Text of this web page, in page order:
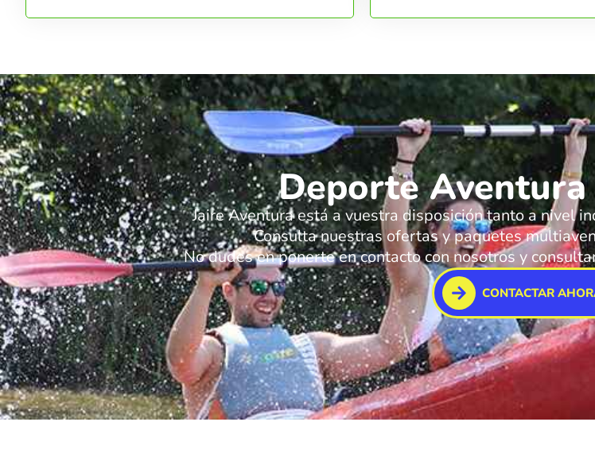
Deporte
Jaire Aventura está a vuestra disposición tanto a nivel
Consulta nuestras ofertas y paquetes
No dudes en ponerte en contacto con nosotros y
CONTACTAR